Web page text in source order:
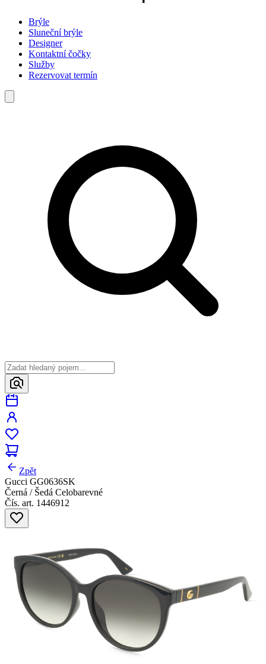
Brýle
Sluneční brýle
Designer
Kontaktní čočky
Služby
Rezervovat termín
Zpět
Gucci GG0636SK
Černá / Šedá Celobarevné
Čís. art. 1446912